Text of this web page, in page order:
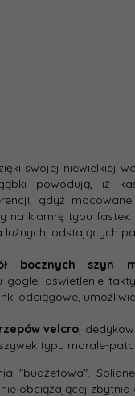
swojej niewielkiej
powodują, iż
gdyż
na klamrę typu
luźnych, odstających
bocznych szyn
oświetlenie
odciągowe,
velcro,
typu morale-
"budżetowa".
obciążającej